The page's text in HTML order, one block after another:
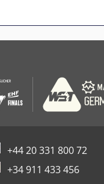
+44 20 331 800 72
+34 911 433 456